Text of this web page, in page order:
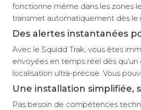
fonctionne même dans les zones
transmet automatiquement dès le
Des alertes instantanées
Avec le Squidd Trak, vous êtes
envoyées en temps réel dès
localisation ultra-précise. Vous
Une installation simplifiée,
Pas besoin de compétences